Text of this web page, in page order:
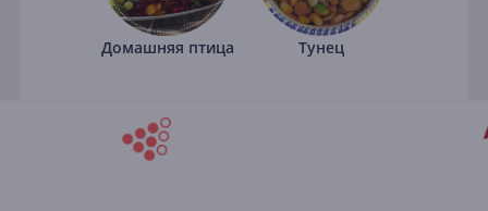
Домашняя птица Тунец